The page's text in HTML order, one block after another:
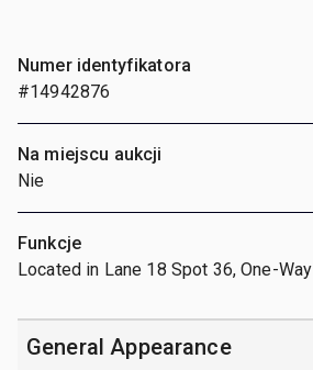
Numer identyfikatora
#14942876
Na miejscu aukcji
Nie
Funkcje
Located in Lane 18 Spot 36, One-Way
General Appearance